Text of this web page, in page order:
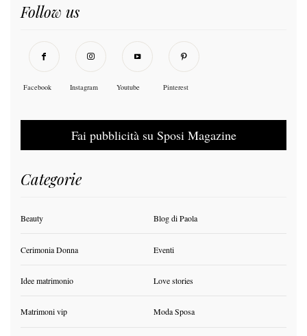
Follow us
Facebook Instagram Youtube Pinterest
Fai pubblicità su Sposi Magazine
Categorie
Beauty Blog di Paola
Cerimonia Donna Eventi
Idee matrimonio Love stories
Matrimoni vip Moda Sposa